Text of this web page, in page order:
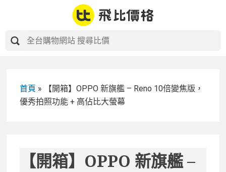
首頁 »
【開箱】OPPO 新旗艦 – Reno 10倍變焦版，
優秀拍照功能 + 高佔比大螢幕
【開箱】OPPO 新旗艦 –